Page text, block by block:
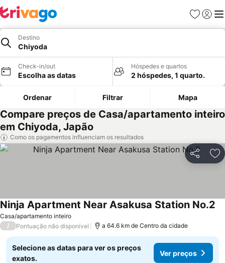
Favoritos
Iniciar
Destino
Chiyoda
Check-in/out
Escolha as datas
Hóspedes e quartos
2 hóspedes, 1 quarto.
Ordenar Filtrar Mapa
Compare preços de Casa/apartamento inteiro
em Chiyoda, Japão
Como os pagamentos influenciam os resultados
Partilhar
Casa/apartamento inteiro
Ninja Apartment Near Asakusa Station No.2
/ Pontuação não disponível a 64.6 km de Centro da cidade
Selecione as datas para ver os preços
exatos.
Ver preços